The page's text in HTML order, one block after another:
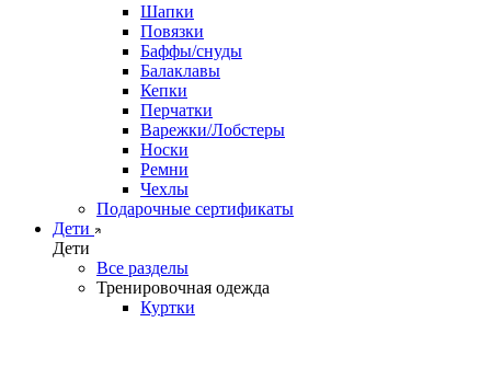
Шапки
Повязки
Баффы/снуды
Балаклавы
Кепки
Перчатки
Варежки/Лобстеры
Носки
Ремни
Чехлы
Подарочные сертификаты
Дети
Дети
Все разделы
Тренировочная одежда
Куртки